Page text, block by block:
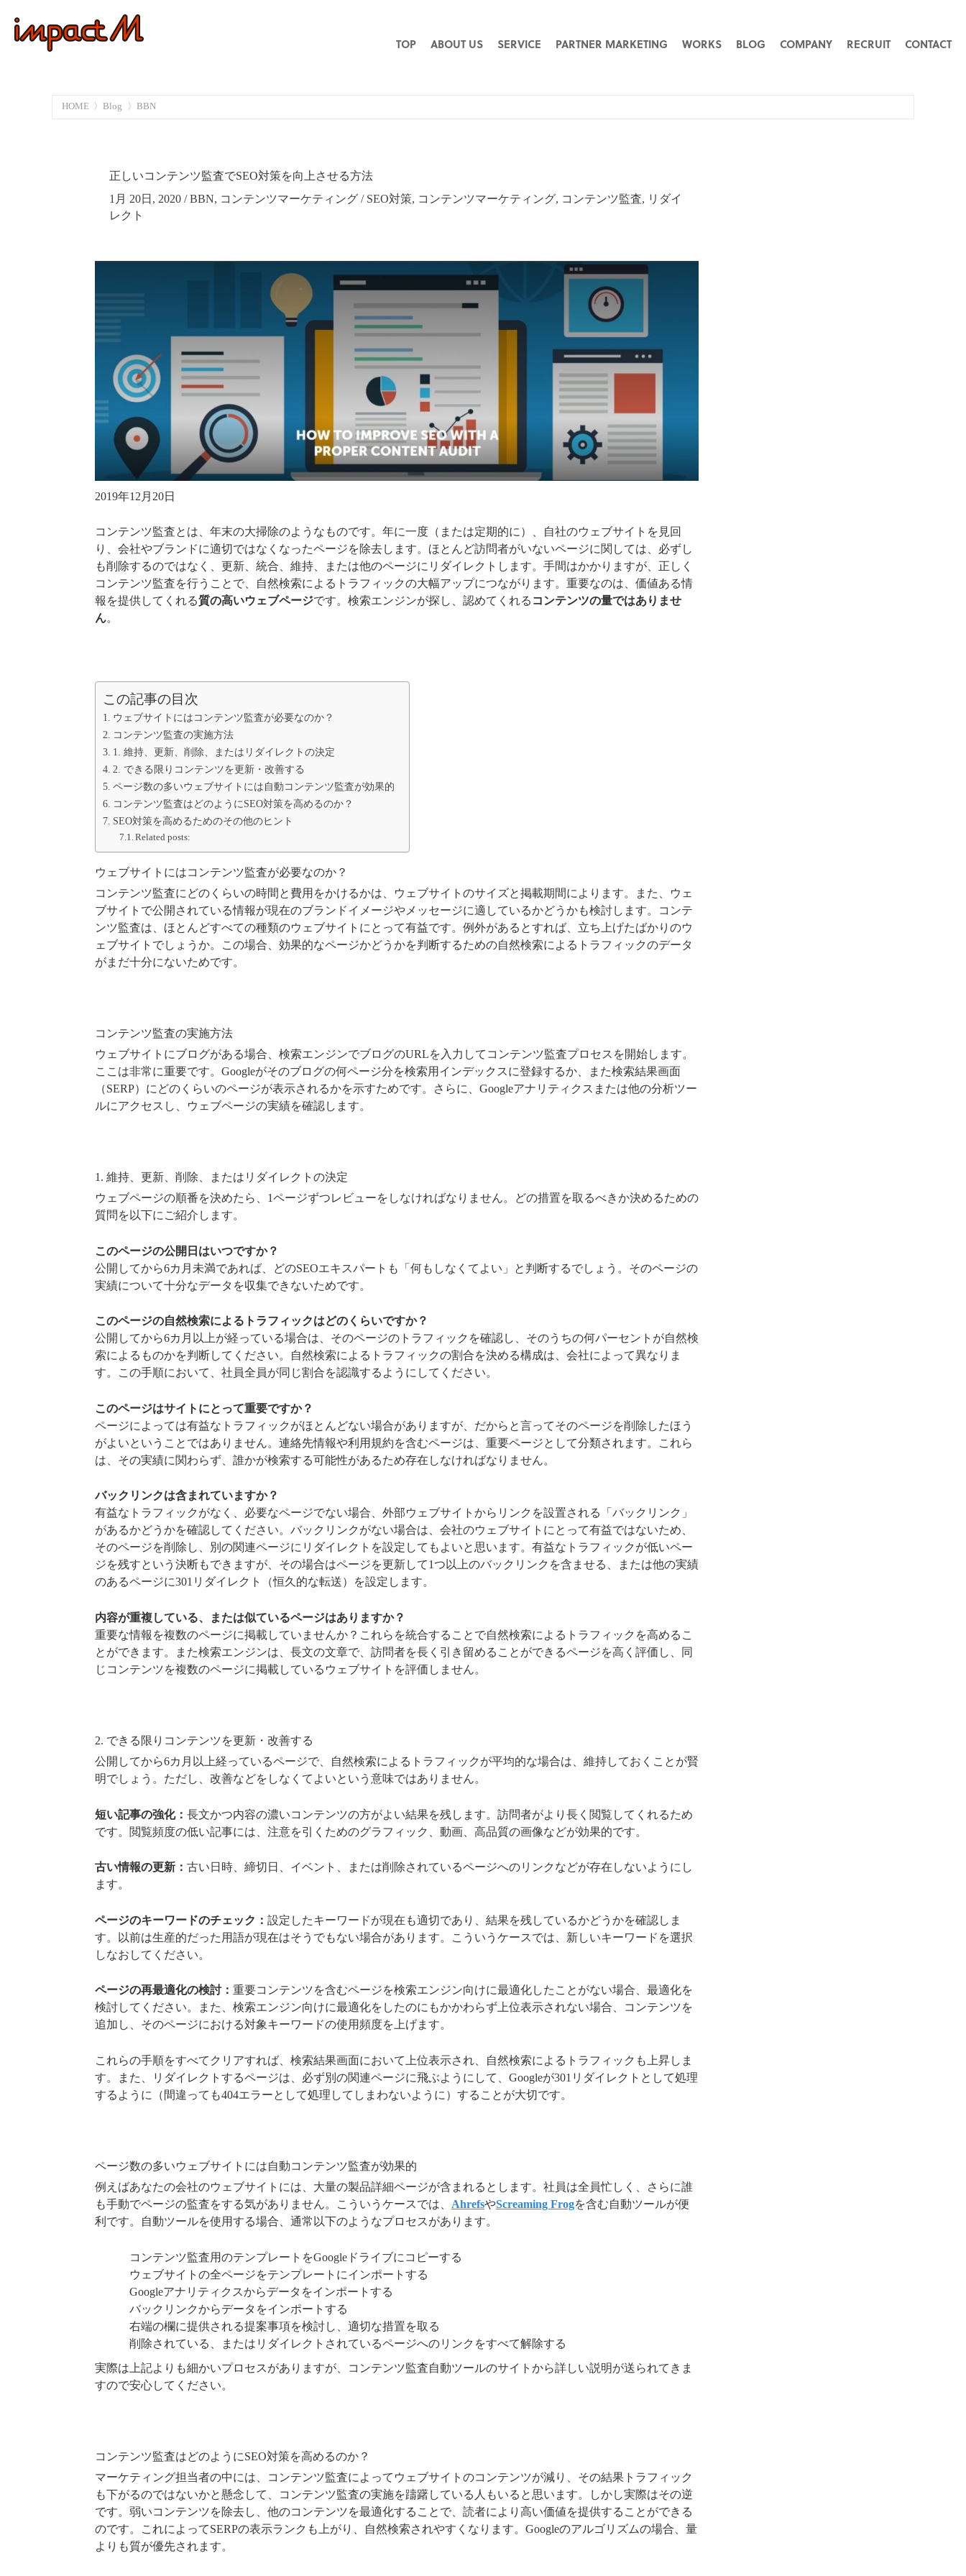
TOP ABOUT US SERVICE PARTNER MARKETING WORKS BLOG COMPANY RECRUIT CONTACT
HOME Blog BBN
正しいコンテンツ監査でSEO対策を向上させる方法
1月 20日, 2020 /BBN, コンテンツマーケティング / SEO対策, コンテンツマーケティング, コンテンツ監査, リダイ
レクト
2019年12月20日
コンテンツ監査とは、年末の大掃除のようなものです。年に一度（または定期的に）、自社のウェブサイトを見回
り、会社やブランドに適切ではなくなったページを除去します。ほとんど訪問者がいないページに関しては、必ずし
も削除するのではなく、更新、統合、維持、または他のページにリダイレクトします。手間はかかりますが、正しく
コンテンツ監査を行うことで、自然検索によるトラフィックの大幅アップにつながります。重要なのは、価値ある情
報を提供してくれる質の高いウェブページです。検索エンジンが探し、認めてくれる コンテンツの量ではありませ
ん。
この記事の目次
ウェブサイトにはコンテンツ監査が必要なのか？
コンテンツ監査の実施方法
1. 維持、更新、削除、またはリダイレクトの決定
2. できる限りコンテンツを更新・改善する
ページ数の多いウェブサイトには自動コンテンツ監査が効果的
コンテンツ監査はどのようにSEO対策を高めるのか？
SEO対策を高めるためのその他のヒント
Related posts:
ウェブサイトにはコンテンツ監査が必要なのか？
コンテンツ監査にどのくらいの時間と費用をかけるかは、ウェブサイトのサイズと掲載期間によります。また、ウェ
ブサイトで公開されている情報が現在のブランドイメージやメッセージに適しているかどうかも検討します。コンテ
ンツ監査は、ほとんどすべての種類のウェブサイトにとって有益です。例外があるとすれば、立ち上げたばかりのウ
ェブサイトでしょうか。この場合、効果的なページかどうかを判断するための自然検索によるトラフィックのデータ
がまだ十分にないためです。
コンテンツ監査の実施方法
ウェブサイトにブログがある場合、検索エンジンでブログのURLを入力してコンテンツ監査プロセスを開始します。
ここは非常に重要です。Googleがそのブログの何ページ分を検索用インデックスに登録するか、また検索結果画面
（SERP）にどのくらいのページが表示されるかを示すためです。さらに、Googleアナリティクスまたは他の分析ツー
ルにアクセスし、ウェブページの実績を確認します。
1. 維持、更新、削除、またはリダイレクトの決定
ウェブページの順番を決めたら、1ページずつレビューをしなければなりません。どの措置を取るべきか決めるための
質問を以下にご紹介します。
このページの公開日はいつですか？
公開してから6カ月未満であれば、どのSEOエキスパートも「何もしなくてよい」と判断するでしょう。そのページの
実績について十分なデータを収集できないためです。
このページの自然検索によるトラフィックはどのくらいですか？
公開してから6カ月以上が経っている場合は、そのページのトラフィックを確認し、そのうちの何パーセントが自然検
索によるものかを判断してください。自然検索によるトラフィックの割合を決める構成は、会社によって異なりま
す。この手順において、社員全員が同じ割合を認識するようにしてください。
このページはサイトにとって重要ですか？
ページによっては有益なトラフィックがほとんどない場合がありますが、だからと言ってそのページを削除したほう
がよいということではありません。連絡先情報や利用規約を含むページは、重要ページとして分類されます。これら
は、その実績に関わらず、誰かが検索する可能性があるため存在しなければなりません。
バックリンクは含まれていますか？
有益なトラフィックがなく、必要なページでない場合、外部ウェブサイトからリンクを設置される「バックリンク」
があるかどうかを確認してください。バックリンクがない場合は、会社のウェブサイトにとって有益ではないため、
そのページを削除し、別の関連ページにリダイレクトを設定してもよいと思います。有益なトラフィックが低いペー
ジを残すという決断もできますが、その場合はページを更新して1つ以上のバックリンクを含ませる、または他の実績
のあるページに301リダイレクト（恒久的な転送）を設定します。
内容が重複している、または似ているページはありますか？
重要な情報を複数のページに掲載していませんか？これらを統合することで自然検索によるトラフィックを高めるこ
とができます。また検索エンジンは、長文の文章で、訪問者を長く引き留めることができるページを高く評価し、同
じコンテンツを複数のページに掲載しているウェブサイトを評価しません。
2. できる限りコンテンツを更新・改善する
公開してから6カ月以上経っているページで、自然検索によるトラフィックが平均的な場合は、維持しておくことが賢
明でしょう。ただし、改善などをしなくてよいという意味ではありません。
短い記事の強化： 長文かつ内容の濃いコンテンツの方がよい結果を残します。訪問者がより長く閲覧してくれるため
です。閲覧頻度の低い記事には、注意を引くためのグラフィック、動画、高品質の画像などが効果的です。
古い情報の更新： 古い日時、締切日、イベント、または削除されているページへのリンクなどが存在しないようにし
ます。
ページのキーワードのチェック： 設定したキーワードが現在も適切であり、結果を残しているかどうかを確認しま
す。以前は生産的だった用語が現在はそうでもない場合があります。こういうケースでは、新しいキーワードを選択
しなおしてください。
ページの再最適化の検討： 重要コンテンツを含むページを検索エンジン向けに最適化したことがない場合、最適化を
検討してください。また、検索エンジン向けに最適化をしたのにもかかわらず上位表示されない場合、コンテンツを
追加し、そのページにおける対象キーワードの使用頻度を上げます。
これらの手順をすべてクリアすれば、検索結果画面において上位表示され、自然検索によるトラフィックも上昇しま
す。また、リダイレクトするページは、必ず別の関連ページに飛ぶようにして、Googleが301リダイレクトとして処理
するように（間違っても404エラーとして処理してしまわないように）することが大切です。
ページ数の多いウェブサイトには自動コンテンツ監査が効果的
例えばあなたの会社のウェブサイトには、大量の製品詳細ページが含まれるとします。社員は全員忙しく、さらに誰
も手動でページの監査をする気がありません。こういうケースでは、 AhrefsやScreaming Frogを含む自動ツールが便
利です。自動ツールを使用する場合、通常以下のようなプロセスがあります。
コンテンツ監査用のテンプレートをGoogleドライブにコピーする
ウェブサイトの全ページをテンプレートにインポートする
Googleアナリティクスからデータをインポートする
バックリンクからデータをインポートする
右端の欄に提供される提案事項を検討し、適切な措置を取る
削除されている、またはリダイレクトされているページへのリンクをすべて解除する
実際は上記よりも細かいプロセスがありますが、コンテンツ監査自動ツールのサイトから詳しい説明が送られてきま
すので安心してください。
コンテンツ監査はどのようにSEO対策を高めるのか？
マーケティング担当者の中には、コンテンツ監査によってウェブサイトのコンテンツが減り、その結果トラフィック
も下がるのではないかと懸念して、コンテンツ監査の実施を躊躇している人もいると思います。しかし実際はその逆
です。弱いコンテンツを除去し、他のコンテンツを最適化することで、読者により高い価値を提供することができる
のです。これによってSERPの表示ランクも上がり、自然検索されやすくなります。Googleのアルゴリズムの場合、量
よりも質が優先されます。